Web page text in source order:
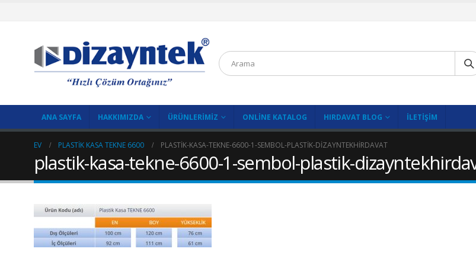
ANA SAYFA HAKKIMIZDA ÜRÜNLERIMIZ ONLINE KATALOG HIRDAVAT BLOG İLETIŞIM
EV PLASTIK KASA TEKNE 6600 PLASTIK-KASA-TEKNE-6600-1-SEMBOL-PLASTIK-DIZAYNTEKHIRDAVAT
plastik-kasa-tekne-6600-1-sembol-plastik-